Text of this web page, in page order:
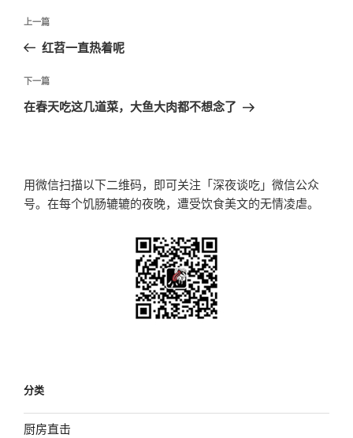
文
导
航
上
一
文
章
上一篇
红苕一直热着呢
下
一
下一篇
在春天吃这几道菜，大鱼大肉都不想念了
用微信扫描以下二维码，即可关注「深夜谈吃」微信公众
号。在每个饥肠辘辘的夜晚，遭受饮食美文的无情凌虐。
分类
厨房直击